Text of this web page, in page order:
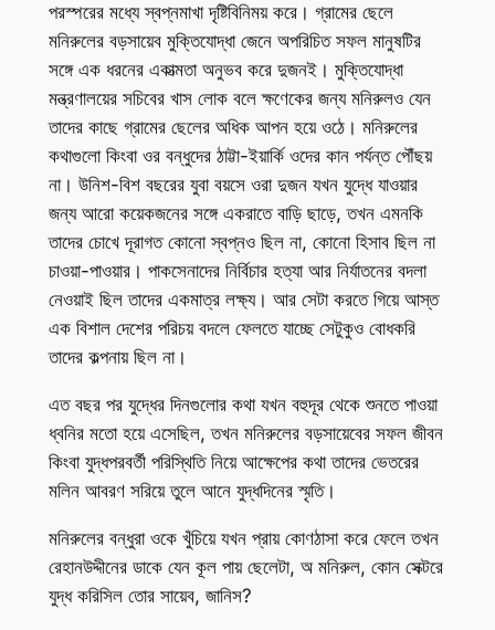
পরস্পরের মধ্যে স্বপ্নমাখা দৃষ্টিবিনিময় করে। গ্রামের ছেলে
মনিরুলের বড়সায়েব মুক্তিযোদ্ধা জেনে অপরিচিত সফল মানুষটির
সঙ্গে এক ধরনের একাত্মতা অনুভব করে দুজনই। মুক্তিযোদ্ধা
মন্ত্রণালয়ের সচিবের খাস লোক বলে ক্ষণেকের জন্য মনিরুলও যেন
তাদের কাছে গ্রামের ছেলের অধিক আপন হয়ে ওঠে। মনিরুলের
কথাগুলো কিংবা ওর বন্ধুদের ঠাট্টা-ইয়ার্কি ওদের কান পর্যন্ত পৌঁছয়
না। উনিশ-বিশ বছরের যুবা বয়সে ওরা দুজন যখন যুদ্ধে যাওয়ার
জন্য আরো কয়েকজনের সঙ্গে একরাতে বাড়ি ছাড়ে, তখন এমনকি
তাদের চোখে দূরাগত কোনো স্বপ্নও ছিল না, কোনো হিসাব ছিল না
চাওয়া-পাওয়ার। পাকসেনাদের নির্বিচার হত্যা আর নির্যাতনের বদলা
নেওয়াই ছিল তাদের একমাত্র লক্ষ্য। আর সেটা করতে গিয়ে আস্ত
এক বিশাল দেশের পরিচয় বদলে ফেলতে যাচ্ছে সেটুকুও বোধকরি
তাদের কল্পনায় ছিল না।
এত বছর পর যুদ্ধের দিনগুলোর কথা যখন বহুদূর থেকে শুনতে পাওয়া
ধ্বনির মতো হয়ে এসেছিল, তখন মনিরুলের বড়সায়েবের সফল জীবন
কিংবা যুদ্ধপরবর্তী পরিস্থিতি নিয়ে আক্ষেপের কথা তাদের ভেতরের
মলিন আবরণ সরিয়ে তুলে আনে যুদ্ধদিনের স্মৃতি।
মনিরুলের বন্ধুরা ওকে খুঁচিয়ে যখন প্রায় কোণঠাসা করে ফেলে তখন
রেহানউদ্দীনের ডাকে যেন কূল পায় ছেলেটা, অ মনিরুল, কোন সেক্টরে
যুদ্ধ করিসিল তোর সায়েব, জানিস?